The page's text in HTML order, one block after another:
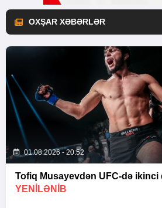
OXŞAR XƏBƏRLƏR
01.08.2026 - 20:52
YENİLƏNİB